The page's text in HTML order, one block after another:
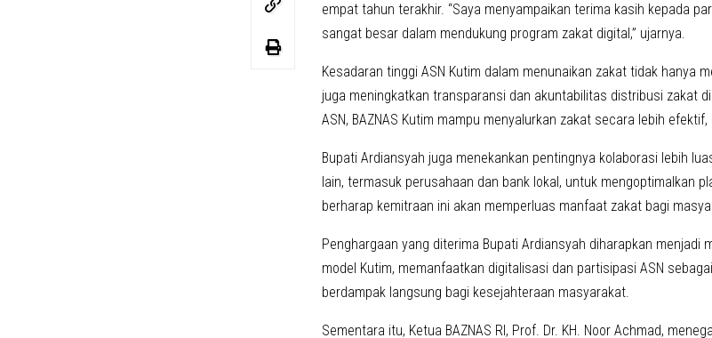
empat tahun terakhir. “Saya menyampaikan terima kasih kepada
sangat besar dalam mendukung program zakat digital,” ujarnya.
Kesadaran tinggi ASN Kutim dalam menunaikan zakat tidak hanya
juga meningkatkan transparansi dan akuntabilitas distribusi zakat
ASN, BAZNAS Kutim mampu menyalurkan zakat secara lebih
Bupati Ardiansyah juga menekankan pentingnya kolaborasi lebih
lain, termasuk perusahaan dan bank lokal, untuk mengoptimalkan
berharap kemitraan ini akan memperluas manfaat zakat bagi
Penghargaan yang diterima Bupati Ardiansyah diharapkan menjadi
model Kutim, memanfaatkan digitalisasi dan partisipasi ASN
berdampak langsung bagi kesejahteraan masyarakat.
Sementara itu, Ketua BAZNAS RI, Prof. Dr. KH. Noor Achmad,